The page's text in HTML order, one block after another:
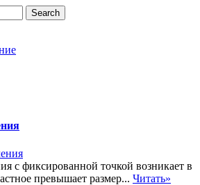
с фиксированной точкой возникает в
превышает размер... Читать»